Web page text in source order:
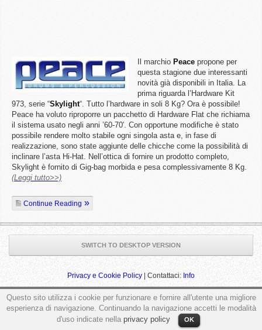
Il marchio Peace propone per
questa stagione due interessanti
novità già disponibili in Italia. La
prima riguarda l’Hardware Kit
973, serie “Skylight“. Tutto l’hardware in soli 8 Kg? Ora è possibile!
Peace ha voluto riproporre un pacchetto di Hardware Flat che richiama
il sistema usato negli anni ’60-70′. Con opportune modifiche è stato
possibile rendere molto stabile ogni singola asta e, in fase di
realizzazione, sono state aggiunte delle chicche come la possibilità di
inclinare l’asta Hi-Hat. Nell’ottica di fornire un prodotto completo,
Skylight è fornito di Gig-bag morbida e pesa complessivamente 8 Kg.
(Leggi tutto>>)
Continue Reading
SWITCH TO DESKTOP VERSION
Privacy e Cookie Policy | Contattaci: Info
Questo sito utilizza i cookie per funzionare e fornire all'utente una migliore
esperienza di navigazione. Continuando la navigazione accetti le modalità
d'uso indicate nella privacy policy OK
ga('send', 'pageview');